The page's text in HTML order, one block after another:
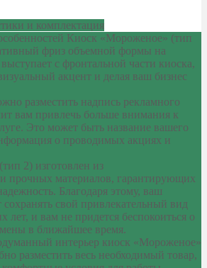
и комплектация
Киоск «Мороженое» (тип
фриз объемной формы на
с фронтальной части киоска,
акцент и делая ваш бизнес
разместить надпись рекламного
вам привлечь больше внимания к
Это может быть название вашего
о проводимых акциях и
2) изготовлен из
прочных материалов, гарантирующих
Благодаря этому, ваш
сохранять свой привлекательный вид
лет, и вам не придется беспокоиться о
в ближайшее время.
интерьер киоск «Мороженое»
разместить весь необходимый товар,